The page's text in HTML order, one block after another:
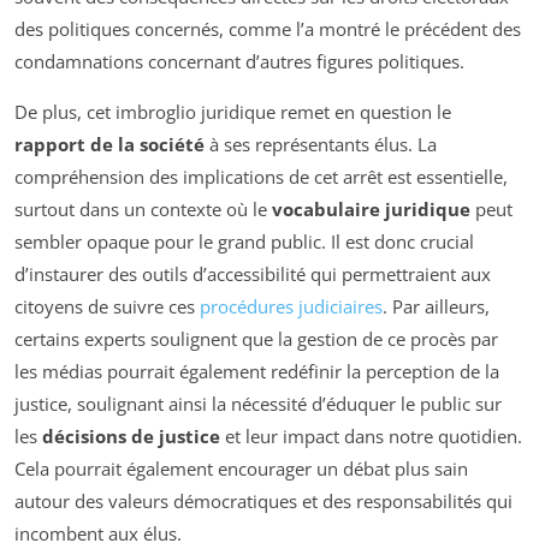
des politiques concernés, comme l’a montré le précédent des
condamnations concernant d’autres figures politiques.
De plus, cet imbroglio juridique remet en question le
rapport de la société à ses représentants élus. La
compréhension des implications de cet arrêt est essentielle,
surtout dans un contexte où le vocabulaire juridique peut
sembler opaque pour le grand public. Il est donc crucial
d’instaurer des outils d’accessibilité qui permettraient aux
citoyens de suivre ces procédures judiciaires. Par ailleurs,
certains experts soulignent que la gestion de ce procès par
les médias pourrait également redéfinir la perception de la
justice, soulignant ainsi la nécessité d’éduquer le public sur
les décisions de justice et leur impact dans notre quotidien.
Cela pourrait également encourager un débat plus sain
autour des valeurs démocratiques et des responsabilités qui
incombent aux élus.